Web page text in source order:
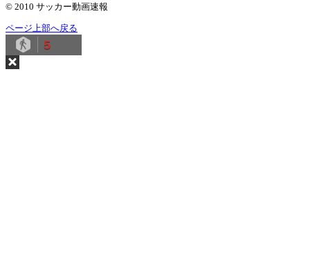
© 2010 サッカー動画速報
ページ上部へ戻る
5